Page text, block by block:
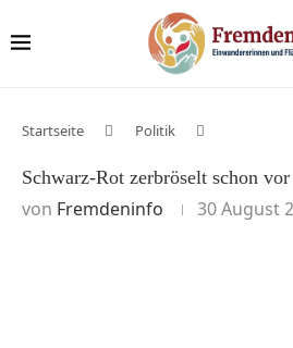
Startseite Politik
Schwarz-Rot zerbröselt schon
von Fremdeninfo 30 August